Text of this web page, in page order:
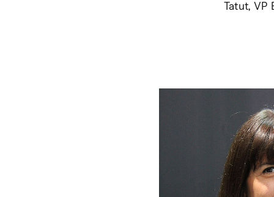
Tatut, VP